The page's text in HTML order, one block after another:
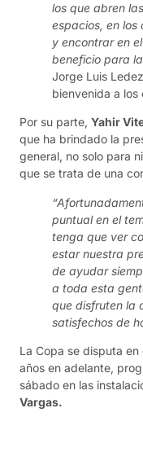
los que abren
espacios, en los
y encontrar en
beneficio para la
Jorge Luis
bienvenida a los
Por su parte, Yahir
que ha brindado la
general, no solo para
que se trata de una
puntual en el
tenga que ver
estar nuestra
de ayudar
a toda esta
que disfruten la
satisfechos de
La Copa se disputa
años en adelante,
sábado en las
Vargas.